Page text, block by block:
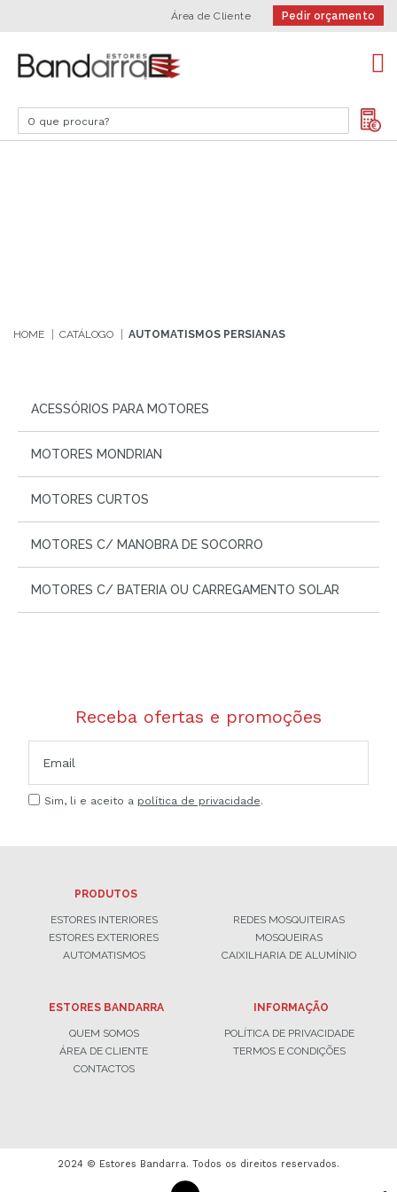
Área de Cliente Pedir orçamento
HOME CATÁLOGO AUTOMATISMOS PERSIANAS
ACESSÓRIOS PARA MOTORES
MOTORES MONDRIAN
MOTORES CURTOS
MOTORES C/ MANOBRA DE SOCORRO
MOTORES C/ BATERIA OU CARREGAMENTO SOLAR
Receba ofertas e promoções
Sim, li e aceito a política de privacidade.
PRODUTOS
ESTORES INTERIORES
ESTORES EXTERIORES
AUTOMATISMOS
REDES MOSQUITEIRAS
MOSQUEIRAS
CAIXILHARIA DE ALUMÍNIO
ESTORES BANDARRA
QUEM SOMOS
ÁREA DE CLIENTE
CONTACTOS
INFORMAÇÃO
POLÍTICA DE PRIVACIDADE
TERMOS E CONDIÇÕES
2024 © Estores Bandarra. Todos os direitos reservados.